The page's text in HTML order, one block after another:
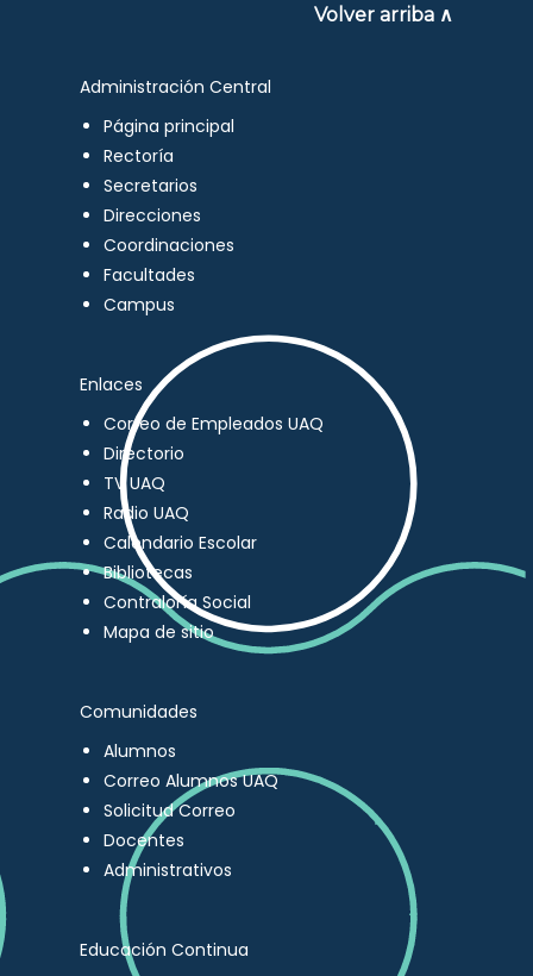
Volver arriba ∧
Administración Central
Página principal
Rectoría
Secretarios
Direcciones
Coordinaciones
Facultades
Campus
Enlaces
Correo de Empleados UAQ
Directorio
TV UAQ
Radio UAQ
Calendario Escolar
Bibliotecas
Contraloría Social
Mapa de sitio
Comunidades
Alumnos
Correo Alumnos UAQ
Solicitud Correo
Docentes
Administrativos
Educación Continua